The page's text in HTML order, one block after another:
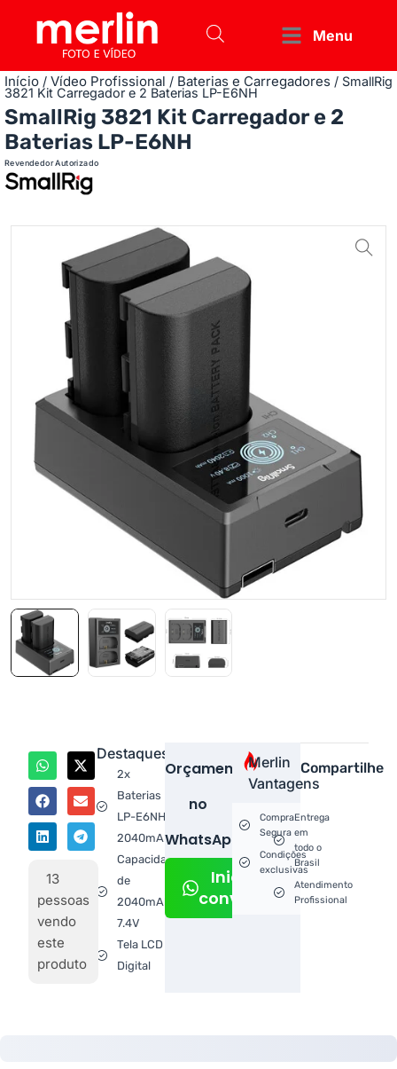
Menu
Início / Vídeo Profissional / Baterias e Carregadores / SmallRig
3821 Kit Carregador e 2 Baterias LP-E6NH
SmallRig 3821 Kit Carregador e 2
Baterias LP-E6NH
Revendedor Autorizado
Destaques
2x
Baterias
LP-E6NH
2040mAh
Capacidade
de
2040mAh /
7.4V
Tela LCD
Digital
Orçamento
no
WhatsApp!
Iniciar
conversa
Compartilhe
13
pessoas
vendo
este
produto
Merlin
Vantagens
Compra
Segura
Condições
exclusivas
Entrega
em
todo o
Brasil
Atendimento
Profissional